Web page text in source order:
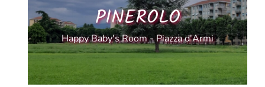
PINEROLO
Happy Baby's Room - Piazza d'Armi